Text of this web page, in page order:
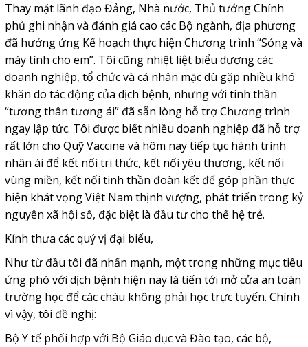
Thay mặt lãnh đạo Đảng, Nhà nước, Thủ tướng Chính
phủ ghi nhận và đánh giá cao các Bộ ngành, địa phương
đã hưởng ứng Kế hoạch thực hiện Chương trình “Sóng và
máy tính cho em”. Tôi cũng nhiệt liệt biểu dương các
doanh nghiệp, tổ chức và cá nhân mặc dù gặp nhiều khó
khăn do tác động của dịch bệnh, nhưng với tinh thần
“tương thân tương ái” đã sẵn lòng hỗ trợ Chương trình
ngay lập tức. Tôi được biết nhiều doanh nghiệp đã hỗ trợ
rất lớn cho Quỹ Vaccine và hôm nay tiếp tục hành trình
nhân ái để kết nối tri thức, kết nối yêu thương, kết nối
vùng miền, kết nối tinh thần đoàn kết để góp phần thực
hiện khát vọng Việt Nam thịnh vượng, phát triển trong kỷ
nguyên xã hội số, đặc biệt là đầu tư cho thế hệ trẻ.
Kính thưa các quý vị đại biểu,
Như từ đầu tôi đã nhấn mạnh, một trong những mục tiêu
ứng phó với dịch bệnh hiện nay là tiến tới mở cửa an toàn
trường học để các cháu không phải học trực tuyến. Chính
vì vậy, tôi đề nghị:
Bộ Y tế phối hợp với Bộ Giáo dục và Đào tạo, các bộ,